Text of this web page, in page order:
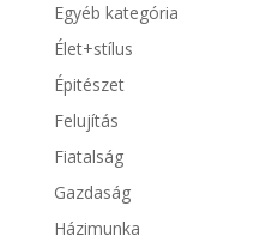
Egyéb kategória
Élet+stílus
Épitészet
Felujítás
Fiatalság
Gazdaság
Házimunka